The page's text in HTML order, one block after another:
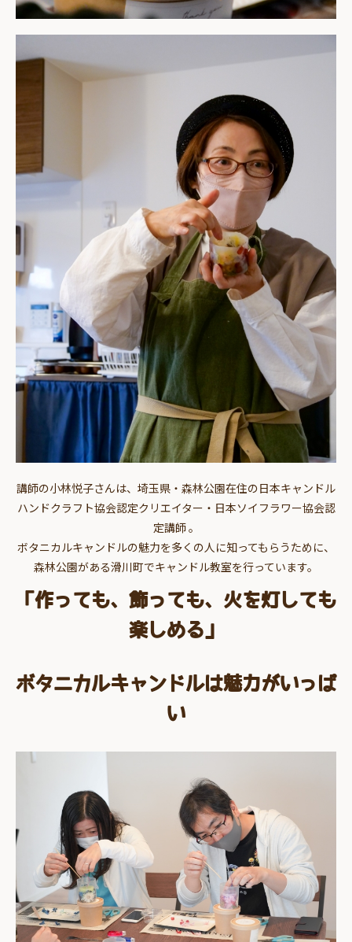
講師の小林悦子さんは、埼玉県・森林公園在住の日本キャンドル
ハンドクラフト協会認定クリエイター・日本ソイフラワー協会認
定講師 。
ボタニカルキャンドルの魅力を多くの人に知ってもらうために、
森林公園がある滑川町でキャンドル教室を行っています。
「作っても、飾っても、火を灯しても
楽しめる」
ボタニカルキャンドルは魅力がいっぱ
い